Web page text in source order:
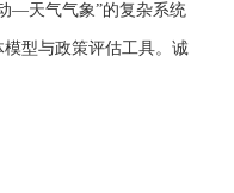
—天气气象”的复杂系统
型与政策评估工具。诚